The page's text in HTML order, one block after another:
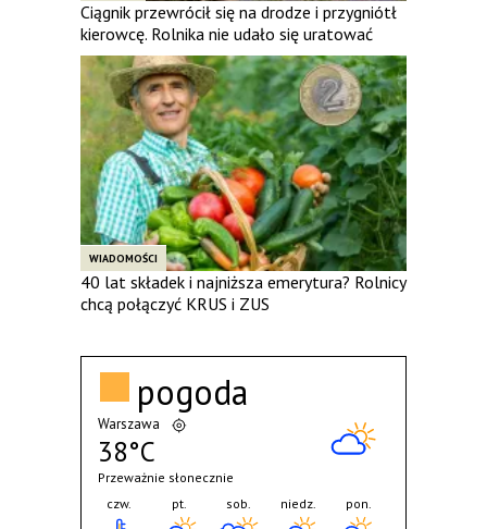
Ciągnik przewrócił się na drodze i przygniótł
kierowcę. Rolnika nie udało się uratować
WIADOMOŚCI
40 lat składek i najniższa emerytura? Rolnicy
chcą połączyć KRUS i ZUS
pogoda
Warszawa
38°C
Przeważnie słonecznie
czw.
pt. sob. niedz. pon.